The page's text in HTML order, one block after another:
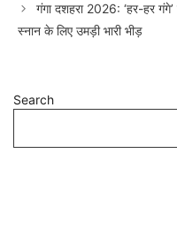
गंगा दशहरा 2026: ‘हर-हर
स्नान के लिए उमड़ी भारी भीड़
Search